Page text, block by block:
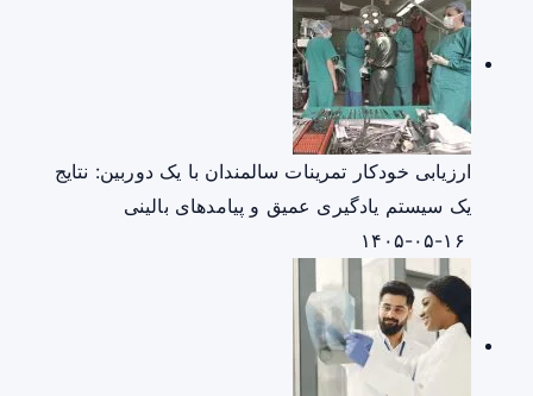
ارزیابی خودکار تمرینات سالمندان با یک دوربین: نتایج
یک سیستم یادگیری عمیق و پیامدهای بالینی